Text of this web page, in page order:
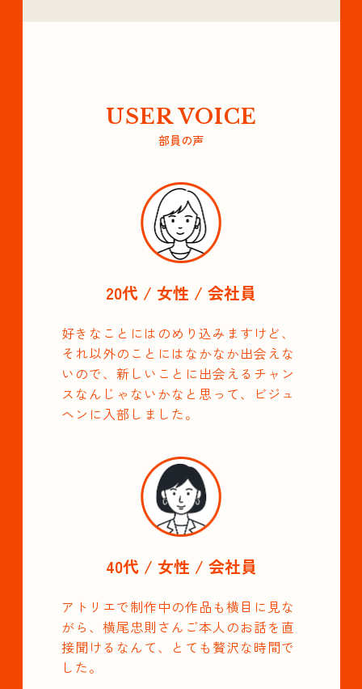
USER VOICE
部員の声
20代 / 女性 / 会社員
好きなことにはのめり込みますけど、
それ以外のことにはなかなか出会えな
いので、新しいことに出会えるチャン
スなんじゃないかなと思って、ビジュ
ヘンに入部しました。
40代 / 女性 / 会社員
アトリエで制作中の作品も横目に見な
がら、横尾忠則さんご本人のお話を直
接聞けるなんて、とても贅沢な時間で
した。